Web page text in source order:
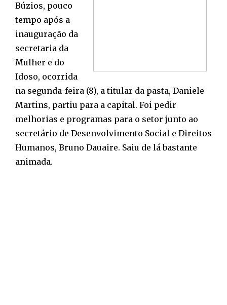
Búzios, pouco
tempo após a
inauguração da
secretaria da
Mulher e do
Idoso, ocorrida
na segunda-feira (8), a titular da pasta, Daniele
Martins, partiu para a capital. Foi pedir
melhorias e programas para o setor junto ao
secretário de Desenvolvimento Social e Direitos
Humanos, Bruno Dauaire. Saiu de lá bastante
animada.